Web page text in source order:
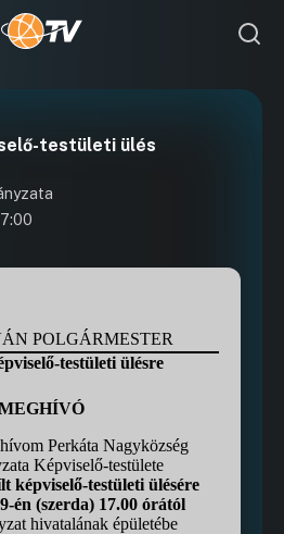
testületi ülés
POLGÁRMESTER
testületi ülésre
Perkáta Nagyközség
Képviselő-testülete
képviselő-testületi ülésére
én (szerda) 17.00 órától
hivatalának épületébe